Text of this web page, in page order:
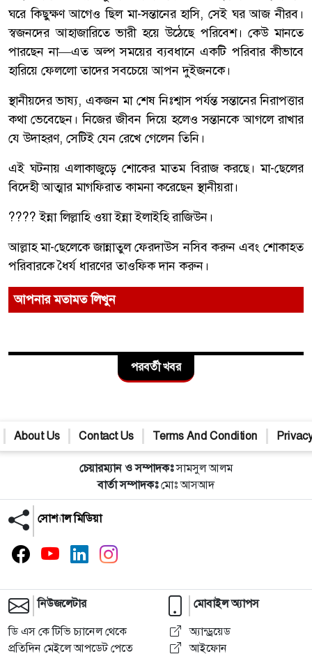
ঘরে কিছুক্ষণ আগেও ছিল মা-সন্তানের হাসি, সেই ঘর আজ নীরব।
স্বজনদের আহাজারিতে ভারী হয়ে উঠেছে পরিবেশ। কেউ মানতে
পারছেন না—এত অল্প সময়ের ব্যবধানে একটি পরিবার কীভাবে
হারিয়ে ফেললো তাদের সবচেয়ে আপন দুইজনকে।
স্থানীয়দের ভাষ্য, একজন মা শেষ নিঃশ্বাস পর্যন্ত সন্তানের নিরাপত্তার
কথা ভেবেছেন। নিজের জীবন দিয়ে হলেও সন্তানকে আগলে রাখার
যে উদাহরণ, সেটিই যেন রেখে গেলেন তিনি।
এই ঘটনায় এলাকাজুড়ে শোকের মাতম বিরাজ করছে। মা-ছেলের
বিদেহী আত্মার মাগফিরাত কামনা করেছেন স্থানীয়রা।
???? ইন্না লিল্লাহি ওয়া ইন্না ইলাইহি রাজিউন।
আল্লাহ মা-ছেলেকে জান্নাতুল ফেরদাউস নসিব করুন এবং শোকাহত
পরিবারকে ধৈর্য ধারণের তাওফিক দান করুন।
আপনার মতামত লিখুন
পরবর্তী খবর
About Us Contact Us Terms And Condition
চেয়ারম্যান ও সম্পাদকঃসামসুল আলম
বার্তা সম্পাদকঃমোঃ আসআদ
সোশ্যাল মিডিয়া
নিউজলেটার
ডি এস কে টিভি চ্যানেল থেকে
প্রতিদিন মেইলে আপডেট পেতে
মোবাইল অ্যাপস
অ্যান্ড্রয়েড
আইফোন